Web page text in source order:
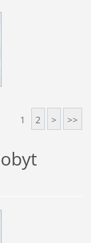
1 2 > >>